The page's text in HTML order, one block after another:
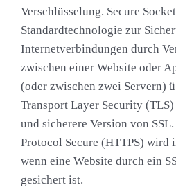
Verschlüsselung. Secure
Standardtechnologie zur
Internetverbindungen durch
zwischen einer Website oder
(oder zwischen zwei Servern)
Transport Layer Security
und sicherere Version von
Protocol Secure (HTTPS) wird
wenn eine Website durch ein
gesichert ist.